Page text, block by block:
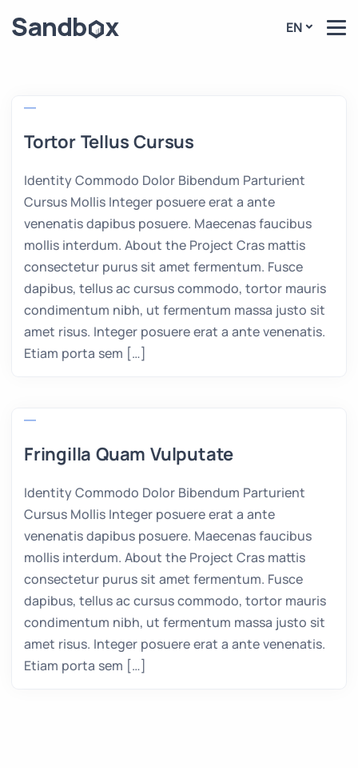
EN
Tortor Tellus Cursus
Identity Commodo Dolor Bibendum Parturient
Cursus Mollis Integer posuere erat a ante
venenatis dapibus posuere. Maecenas faucibus
mollis interdum. About the Project Cras mattis
consectetur purus sit amet fermentum. Fusce
dapibus, tellus ac cursus commodo, tortor mauris
condimentum nibh, ut fermentum massa justo sit
amet risus. Integer posuere erat a ante venenatis.
Etiam porta sem […]
Fringilla Quam Vulputate
Identity Commodo Dolor Bibendum Parturient
Cursus Mollis Integer posuere erat a ante
venenatis dapibus posuere. Maecenas faucibus
mollis interdum. About the Project Cras mattis
consectetur purus sit amet fermentum. Fusce
dapibus, tellus ac cursus commodo, tortor mauris
condimentum nibh, ut fermentum massa justo sit
amet risus. Integer posuere erat a ante venenatis.
Etiam porta sem […]